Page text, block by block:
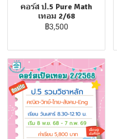
คอร์ส ป.5 Pure Math
เทอม 2/68
฿3,500